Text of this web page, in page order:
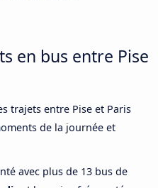
en bus entre Pise
trajets entre Pise et Paris
de la journée et
avec plus de 13 bus de